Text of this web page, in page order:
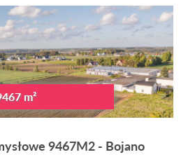
m²
9467M2 - Bojano